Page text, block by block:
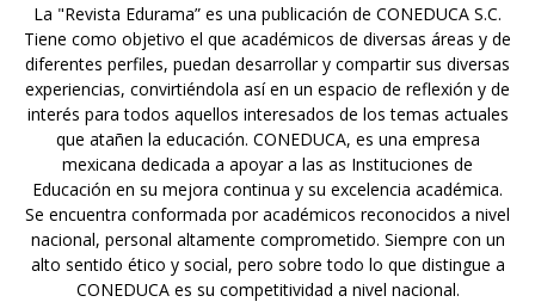
La "Revista Edurama” es una publicación de CONEDUCA S.C.
Tiene como objetivo el que académicos de diversas áreas y de
diferentes perfiles, puedan desarrollar y compartir sus diversas
experiencias, convirtiéndola así en un espacio de reflexión y de
interés para todos aquellos interesados de los temas actuales
que atañen la educación. CONEDUCA, es una empresa
mexicana dedicada a apoyar a las as Instituciones de
Educación en su mejora continua y su excelencia académica.
Se encuentra conformada por académicos reconocidos a nivel
nacional, personal altamente comprometido. Siempre con un
alto sentido ético y social, pero sobre todo lo que distingue a
CONEDUCA es su competitividad a nivel nacional.